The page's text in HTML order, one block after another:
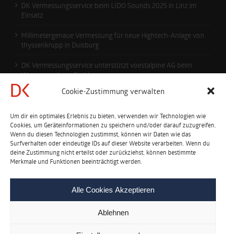
Cookie-Zustimmung verwalten
Um dir ein optimales Erlebnis zu bieten, verwenden wir Technologien wie
Cookies, um Geräteinformationen zu speichern und/oder darauf zuzugreifen.
Wenn du diesen Technologien zustimmst, können wir Daten wie das
Surfverhalten oder eindeutige IDs auf dieser Website verarbeiten. Wenn du
deine Zustimmung nicht erteilst oder zurückziehst, können bestimmte
Merkmale und Funktionen beeinträchtigt werden.
Alle Cookies Akzeptieren
Ablehnen
DK Vermessungsservice beim LIDO Sounds 2025 in Linz im
Einsatz
Millimetergenaue Vermessung für neue Hightech-Anlage von
thyssenkrupp in Duisburg
DK Vermessungsservice unterstützt voestalpine AG beim
Weg zum grünen Stahl
KONTAKTIEREN SIE UNS
DI Friedrich Steininger
CEO
T: +43 (0)732 / 6989 8792
M: +43 (0)664 / 304 29 60
steininger@dkvermessung.com